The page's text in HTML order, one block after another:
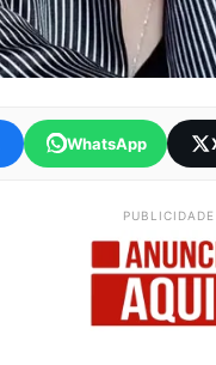
WhatsApp
PUBLICIDADE